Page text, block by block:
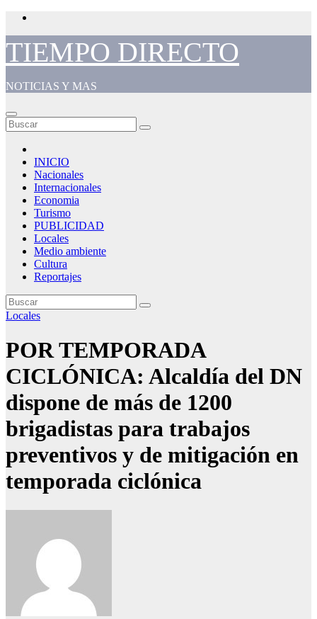
Saltar
contenido
TIEMPO DIRECTO
NOTICIAS Y MAS
INICIO
Nacionales
Internacionales
Economia
Turismo
PUBLICIDAD
Locales
Medio ambiente
Cultura
Reportajes
Locales
POR TEMPORADA
CICLÓNICA: Alcaldía del DN
dispone de más de 1200
brigadistas para trabajos
preventivos y de mitigación en
temporada ciclónica